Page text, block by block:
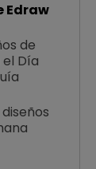
Edraw
de
Día